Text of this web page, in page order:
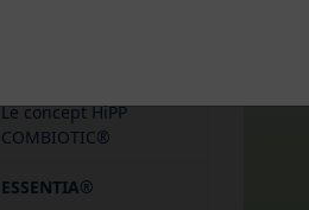
Le concept HiPP
COMBIOTIC®
ESSENTIA®